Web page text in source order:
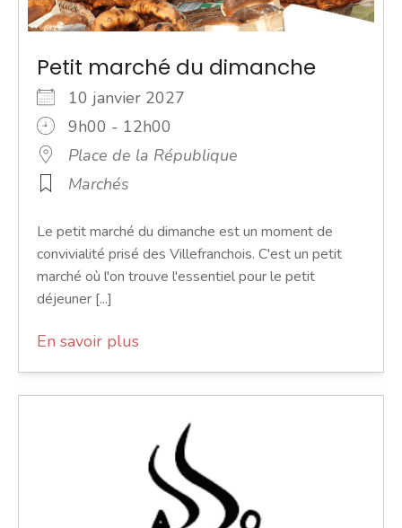
Petit marché du dimanche
10 janvier 2027
9h00 - 12h00
Place de la République
Marchés
Le petit marché du dimanche est un moment de
convivialité prisé des Villefranchois. C'est un petit
marché où l'on trouve l'essentiel pour le petit
déjeuner [...]
En savoir plus